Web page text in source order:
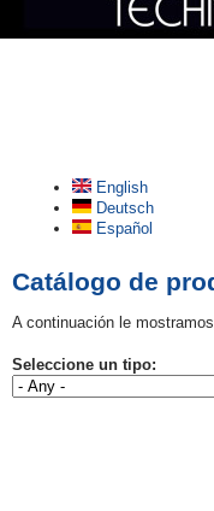
English
Deutsch
Español
Catálogo de
A continuación le
Seleccione un tipo: